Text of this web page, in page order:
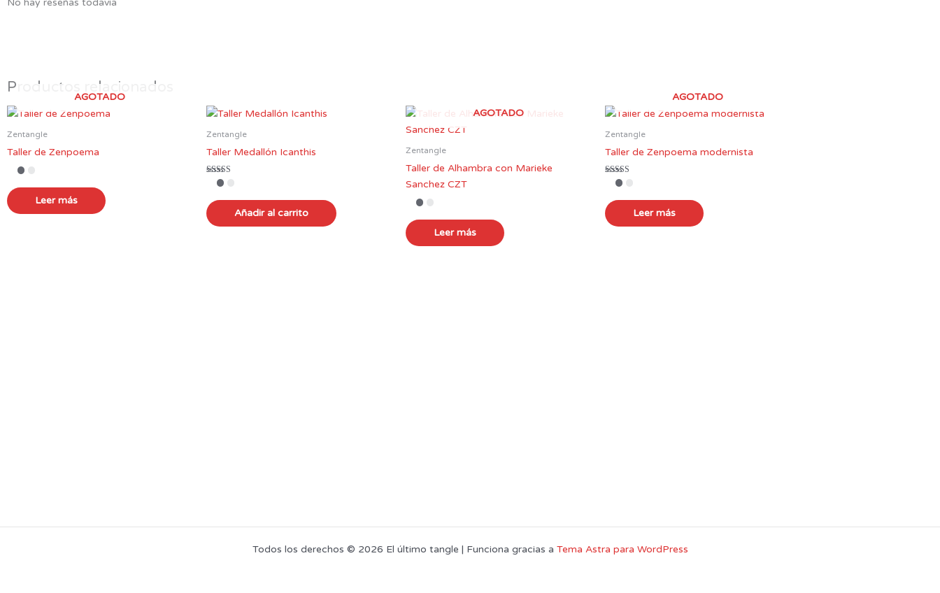
Productos relacionados
AGOTADO
Zentangle
Taller de Zenpoema
Leer más
Zentangle
Taller Medallón Icanthis
Valorado en
de 5
Añadir al carrito
AGOTADO
Zentangle
Taller de Alhambra con Marieke
Sanchez CZT
Leer más
AGOTADO
Zentangle
Taller de Zenpoema modernista
Valorado en
de 5
Leer más
Todos los derechos © 2026 El último tangle | Funciona gracias a Tema Astra para WordPress